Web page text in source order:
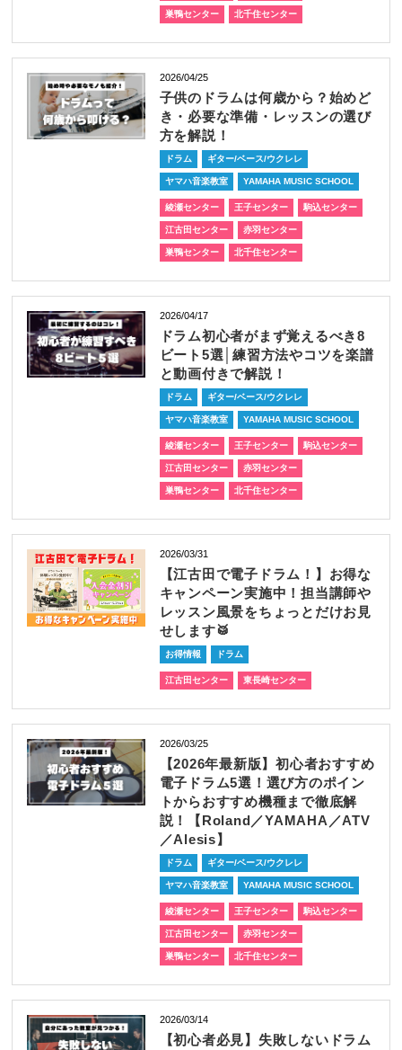
巣鴨センター 北千住センター
2026/04/25
子供のドラムは何歳から？始めど
き・必要な準備・レッスンの選び
方を解説！
ドラム ギター/ベース/ウクレレ
ヤマハ音楽教室 YAMAHA MUSIC SCHOOL
綾瀬センター 王子センター 駒込センター
江古田センター 赤羽センター
巣鴨センター 北千住センター
2026/04/17
ドラム初心者がまず覚えるべき8
ビート5選│練習方法やコツを楽譜
と動画付きで解説！
ドラム ギター/ベース/ウクレレ
ヤマハ音楽教室 YAMAHA MUSIC SCHOOL
綾瀬センター 王子センター 駒込センター
江古田センター 赤羽センター
巣鴨センター 北千住センター
2026/03/31
【江古田で電子ドラム！】お得な
キャンペーン実施中！担当講師や
レッスン風景をちょっとだけお見
せします🥁
お得情報 ドラム
江古田センター 東長崎センター
2026/03/25
【2026年最新版】初心者おすすめ
電子ドラム5選！選び方のポイン
トからおすすめ機種まで徹底解
説！【Roland／YAMAHA／ATV
／Alesis】
ドラム ギター/ベース/ウクレレ
ヤマハ音楽教室 YAMAHA MUSIC SCHOOL
綾瀬センター 王子センター 駒込センター
江古田センター 赤羽センター
巣鴨センター 北千住センター
2026/03/14
【初心者必見】失敗しないドラム